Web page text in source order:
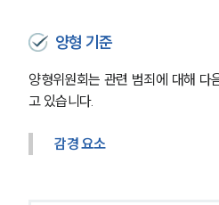
양형 기준
양형위원회는 관련 범죄에 대해 다
고 있습니다.
감경 요소